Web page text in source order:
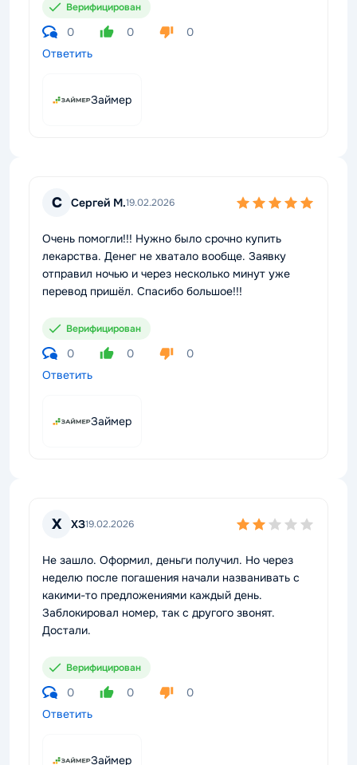
Верифицирован
0 0
0
Ответить
Займер
С Сергей М.19.02.2026
Очень помогли!!! Нужно было срочно купить
лекарства. Денег не хватало вообще. Заявку
отправил ночью и через несколько минут уже
перевод пришёл. Спасибо большое!!!
Верифицирован
0 0
0
Ответить
Займер
Х ХЗ19.02.2026
Не зашло. Оформил, деньги получил. Но через
неделю после погашения начали названивать с
какими-то предложениями каждый день.
Заблокировал номер, так с другого звонят.
Достали.
Верифицирован
0 0
0
Ответить
Займер